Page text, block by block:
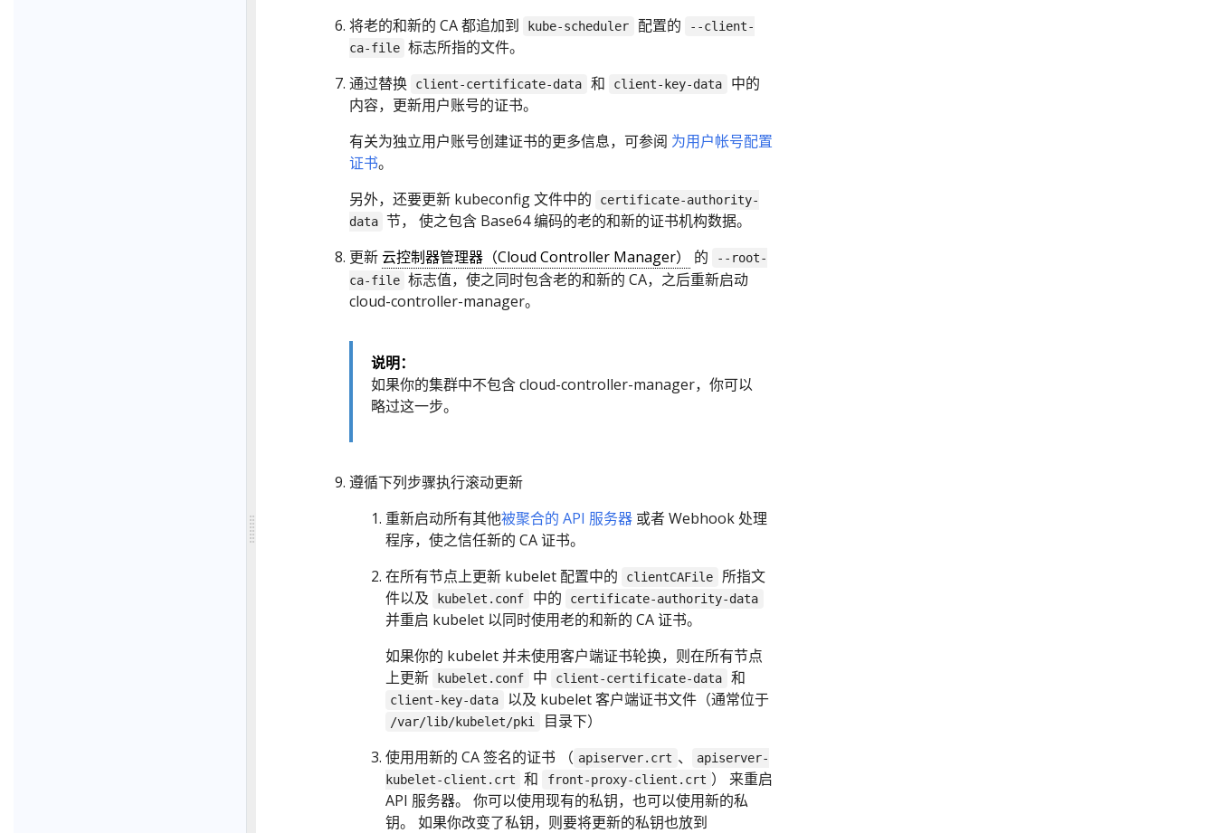
将老的和新的 CA 都追加到
kube-scheduler 配置的
--client-
ca-file 标志所指的文件。
通过替换
client-certificate-data 和 client-key-data
中的
内容，更新用户账号的证书。
有关为独立用户账号创建证书的更多信息，可参阅 为用户帐号配置
证书。
另外，还要更新 kubeconfig 文件中的
certificate-authority-
data 节， 使之包含 Base64 编码的老的和新的证书机构数据。
更新云控制器管理器（Cloud Controller Manager） 的
--root-
ca-file 标志值，使之同时包含老的和新的 CA，之后重新启动
cloud-controller-manager。
说明：
如果你的集群中不包含 cloud-controller-manager，你可以
略过这一步。
遵循下列步骤执行滚动更新
重新启动所有其他被聚合的 API 服务器或者 Webhook 处理
程序，使之信任新的 CA 证书。
在所有节点上更新 kubelet 配置中的
clientCAFile
所指文
件以及
kubelet.conf 中的 certificate-authority-data
并重启 kubelet 以同时使用老的和新的 CA 证书。
如果你的 kubelet 并未使用客户端证书轮换，则在所有节点
上更新
kubelet.conf 中 client-certificate-data 和
client-key-data 以及 kubelet 客户端证书文件（通常位于
/var/lib/kubelet/pki
目录下）
使用用新的 CA 签名的证书 （ apiserver.crt 、
apiserver-
kubelet-client.crt
和 front-proxy-client.crt ） 来重启
API 服务器。 你可以使用现有的私钥，也可以使用新的私
钥。 如果你改变了私钥，则要将更新的私钥也放到